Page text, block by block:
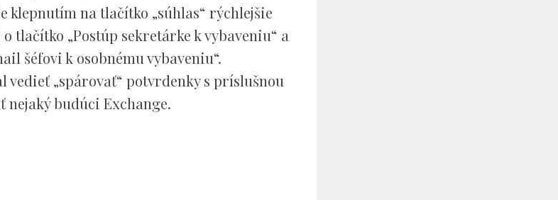
klepnutím na tlačítko „súhlas“ rýchlejšie
tlačítko „Postúp sekretárke k vybaveniu“ a
šéfovi k osobnému vybaveniu“.
vedieť „spárovať“ potvrdenky s príslušnou
nejaký budúci Exchange.